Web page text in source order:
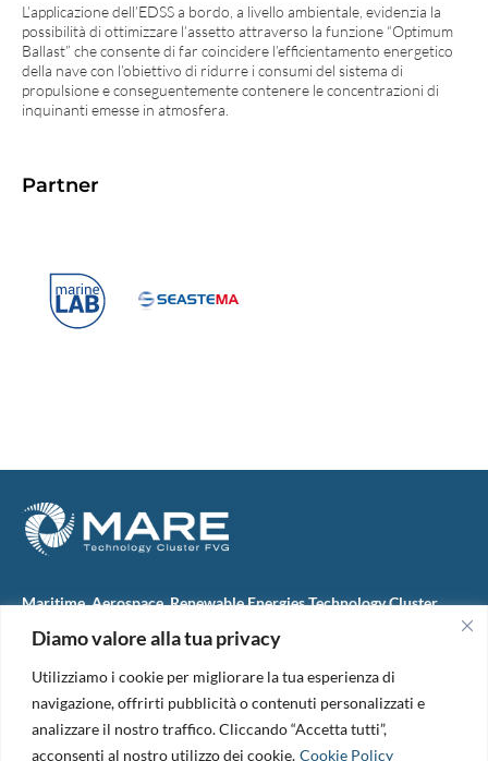
Diamo valore alla tua privacy
Utilizziamo i cookie per migliorare la tua esperienza di
navigazione, offrirti pubblicità o contenuti personalizzati e
analizzare il nostro traffico. Cliccando “Accetta tutti”,
acconsenti al nostro utilizzo dei cookie. Cookie Policy
L’applicazione dell’EDSS a bordo, a livello ambientale, evidenzia la
possibilità di ottimizzare l’assetto attraverso la funzione “Optimum
Ballast” che consente di far coincidere l’efficientamento energetico
della nave con l’obiettivo di ridurre i consumi del sistema di
propulsione e conseguentemente contenere le concentrazioni di
inquinanti emesse in atmosfera.
Partner
Maritime, Aerospace, Renewable Energies Technology Cluster
M.A.R.E. TC FVG S.c.ar.l.
34074 Monfalcone (Italy)
tel. +39 0481 723440
Codice Fiscale e Partita Iva: 01138620313
PEC:marefvg@legalmail.it